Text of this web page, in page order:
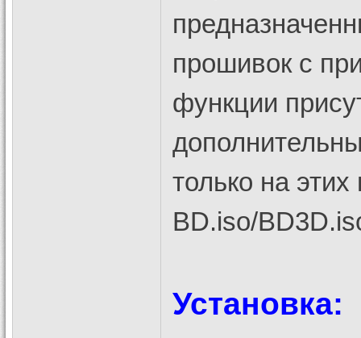
прошивок с
функции
только на
BD.iso/
Установка: